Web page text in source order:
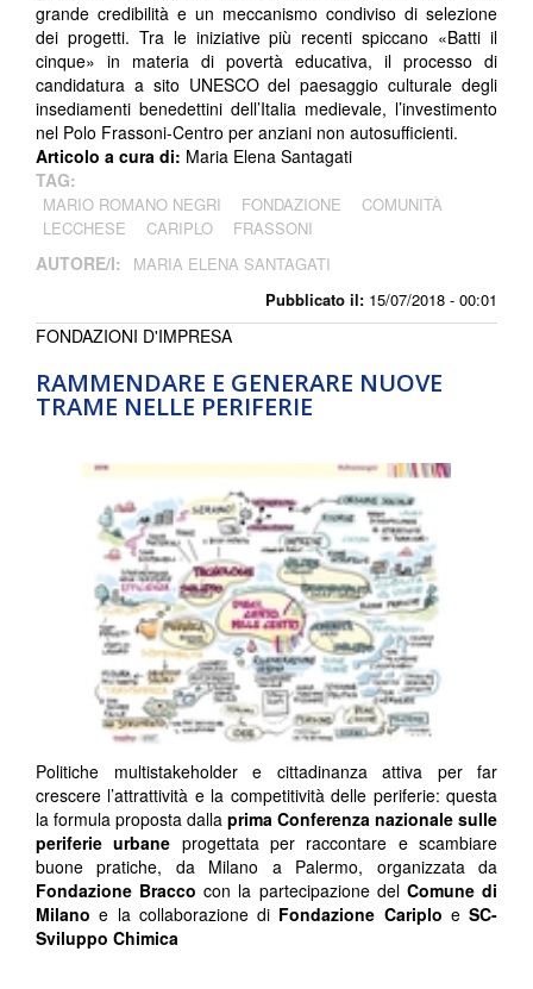
Pubblicato il: 15/07/2018 - 00:01
grande credibilità e un meccanismo condiviso di selezione
dei progetti. Tra le iniziative più recenti spiccano «Batti il
cinque» in materia di povertà educativa, il processo di
candidatura a sito UNESCO del paesaggio culturale degli
insediamenti benedettini dell’Italia medievale, l’investimento
nel Polo Frassoni-Centro per anziani non autosufficienti.
Articolo a cura di: Maria Elena Santagati
TAG:
MARIO ROMANO NEGRI FONDAZIONE
COMUNITÀ
LECCHESE
CARIPLO FRASSONI
AUTORE/I: MARIA ELENA SANTAGATI
RAMMENDARE E GENERARE NUOVE
TRAME NELLE PERIFERIE
FONDAZIONI D'IMPRESA
Politiche multistakeholder e cittadinanza attiva per far
crescere l’attrattività e la competitività delle periferie: questa
la formula proposta dalla prima Conferenza nazionale sulle
periferie urbane progettata per raccontare e scambiare
buone pratiche, da Milano a Palermo, organizzata da
Fondazione Bracco con la partecipazione del Comune di
Milano e la collaborazione di Fondazione Cariplo e SC-
Sviluppo Chimica